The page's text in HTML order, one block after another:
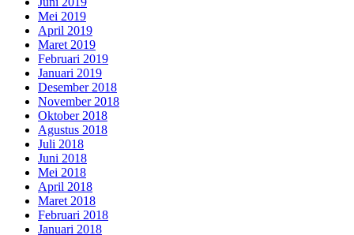
Mei 2019
April 2019
Maret 2019
Februari 2019
Januari 2019
Desember 2018
November 2018
Oktober 2018
Agustus 2018
Juli 2018
Juni 2018
Mei 2018
April 2018
Maret 2018
Februari 2018
Januari 2018